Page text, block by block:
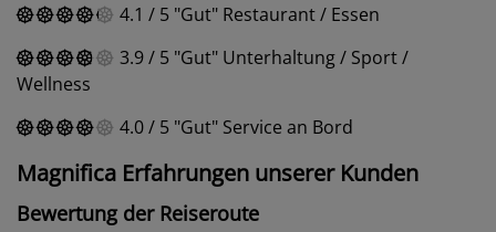
4.1 / 5 Gut Restaurant / Essen
3.9/ 5 Gut Unterhaltung / Sport /
Wellness
4.0/ 5 Gut Service an Bord
Magnifica Erfahrungen unserer Kunden
Bewertung der Reiseroute